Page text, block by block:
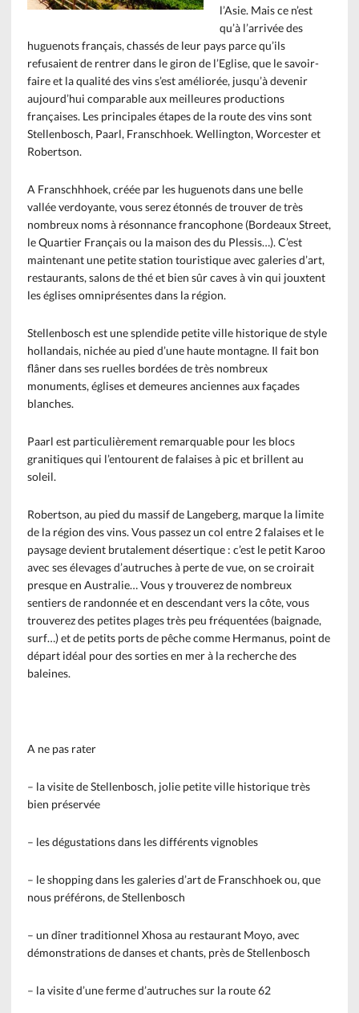
l’Asie. Mais ce n’est
qu’à l’arrivée des
huguenots français, chassés de leur pays parce qu’ils
refusaient de rentrer dans le giron de l’Eglise, que le savoir-
faire et la qualité des vins s’est améliorée, jusqu’à devenir
aujourd’hui comparable aux meilleures productions
françaises. Les principales étapes de la route des vins sont
Stellenbosch, Paarl, Franschhoek. Wellington, Worcester et
Robertson.
A Franschhhoek, créée par les huguenots dans une belle
vallée verdoyante, vous serez étonnés de trouver de très
nombreux noms à résonnance francophone (Bordeaux Street,
le Quartier Français ou la maison des du Plessis…). C’est
maintenant une petite station touristique avec galeries d’art,
restaurants, salons de thé et bien sûr caves à vin qui jouxtent
les églises omniprésentes dans la région.
Stellenbosch est une splendide petite ville historique de style
hollandais, nichée au pied d’une haute montagne. Il fait bon
flâner dans ses ruelles bordées de très nombreux
monuments, églises et demeures anciennes aux façades
blanches.
Paarl est particulièrement remarquable pour les blocs
granitiques qui l’entourent de falaises à pic et brillent au
soleil.
Robertson, au pied du massif de Langeberg, marque la limite
de la région des vins. Vous passez un col entre 2 falaises et le
paysage devient brutalement désertique : c’est le petit Karoo
avec ses élevages d’autruches à perte de vue, on se croirait
presque en Australie… Vous y trouverez de nombreux
sentiers de randonnée et en descendant vers la côte, vous
trouverez des petites plages très peu fréquentées (baignade,
surf…) et de petits ports de pêche comme Hermanus, point de
départ idéal pour des sorties en mer à la recherche des
baleines.
A ne pas rater
– la visite de Stellenbosch, jolie petite ville historique très
bien préservée
– les dégustations dans les différents vignobles
– le shopping dans les galeries d’art de Franschhoek ou, que
nous préférons, de Stellenbosch
– un dîner traditionnel Xhosa au restaurant Moyo, avec
démonstrations de danses et chants, près de Stellenbosch
– la visite d’une ferme d’autruches sur la route 62